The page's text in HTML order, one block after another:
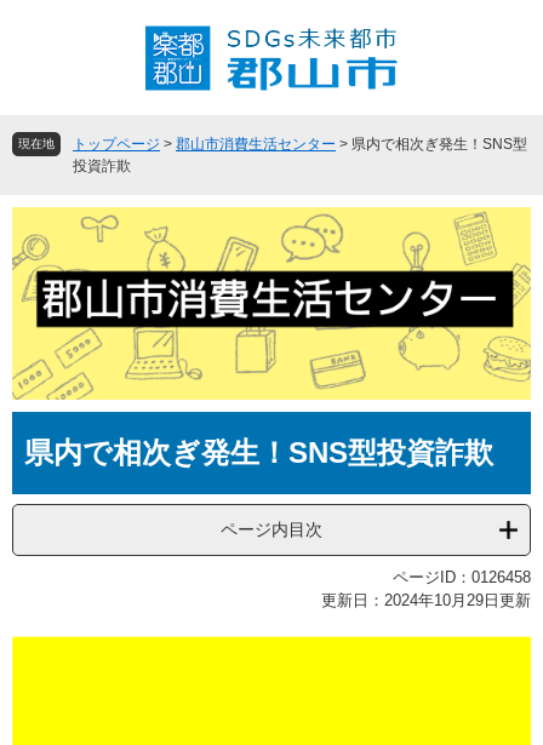
頭
飛
文
現在地 トップページ > 郡山市消費生活センター > 県内で相次ぎ発生！SNS型
投資詐欺
県内で相次ぎ発生！SNS型投資詐欺
ページ内目次
ページID：0126458
更新日：2024年10月29日更新